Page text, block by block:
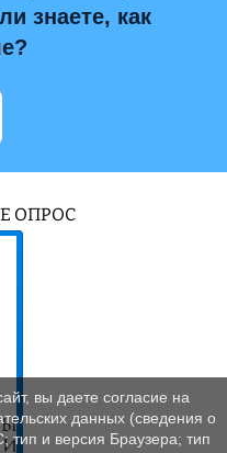
знаете, как
ОПРОС
вы даете согласие на
данных (сведения о
тип и версия Браузера; тип